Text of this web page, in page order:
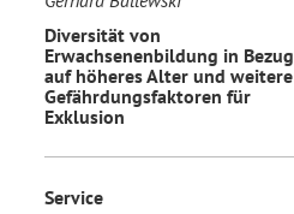
Diversität von
Erwachsenenbildung in Bezug
auf höheres Alter und weitere
Gefährdungsfaktoren für
Exklusion
Service